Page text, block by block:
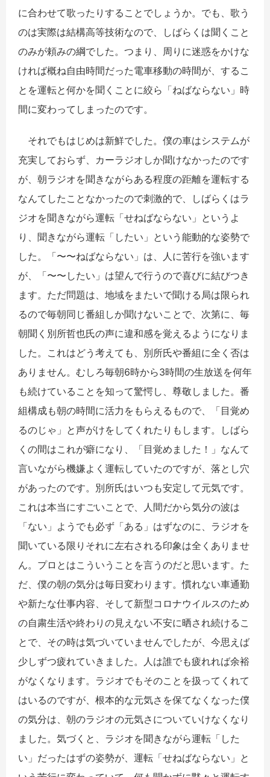
に合わせて歌ったりすることでしょうか。でも、歌う
のは実際は結構高等技術なので、しばらくは聞くこと
のみが頼みの綱でした。つまり、周りに迷惑をかけな
ければ概ね自由時間だった電車移動の時間が、するこ
とを運転と何かを聞くことに絞ら「ねばならない」時
間に変わってしまったのです。
それでもはじめは新鮮でした。僕の車はシステムが
充実しておらず、カーラジオしか聞けなかったのです
が、朝ラジオを聞きながらある程度の距離を運転する
なんてしたことなかったので刺激的で、しばらくはラ
ジオを聞きながら運転「せねばならない」というよ
り、聞きながら運転「したい」という能動的な姿勢で
した。「〜〜ねばならない」は、人に苦行を強います
が、「〜〜したい」は望んで行うので喜びに結びつき
ます。ただ問題は、地域をまたいで聞ける局は限られ
るので毎朝同じ番組しか聞けないことで、次第に、毎
朝聞く別所哲也氏の声に違和感を覚えるようになりま
した。これはどう考えても、別所氏や番組に全く否は
ありません。むしろ毎朝6時から3時間の生放送を何年
も続けていることを知って驚愕し、尊敬しました。番
組構成も朝の時間に活力をもらえるもので、「目覚め
るのじゃ」と声がけをしてくれたりもします。しばら
くの間はこれが癖になり、「目覚めました！」なんて
言いながら機嫌よく運転していたのですが、落とし穴
があったのです。別所氏はいつも安定して元気です。
これは本当にすごいことで、人間だから気分の波は
「ない」ようでも必ず「ある」はずなのに、ラジオを
聞いている限りそれに左右される印象は全くありませ
ん。プロとはこういうことを言うのだと思います。た
だ、僕の朝の気分は毎日変わります。慣れない車通勤
や新たな仕事内容、そして新型コロナウイルスのため
の自粛生活や終わりの見えない不安に晒され続けるこ
とで、その時は気づいていませんでしたが、今思えば
少しずつ疲れていきました。人は誰でも疲れれば余裕
がなくなります。ラジオでもそのことを扱ってくれて
はいるのですが、根本的な元気さを保てなくなった僕
の気分は、朝のラジオの元気さについていけなくなり
ました。気づくと、ラジオを聞きながら運転「した
い」だったはずの姿勢が、運転「せねばならない」と